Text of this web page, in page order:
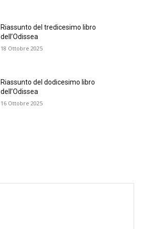
Riassunto del tredicesimo libro
dell’Odissea
18 Ottobre 2025
Riassunto del dodicesimo libro
dell’Odissea
16 Ottobre 2025